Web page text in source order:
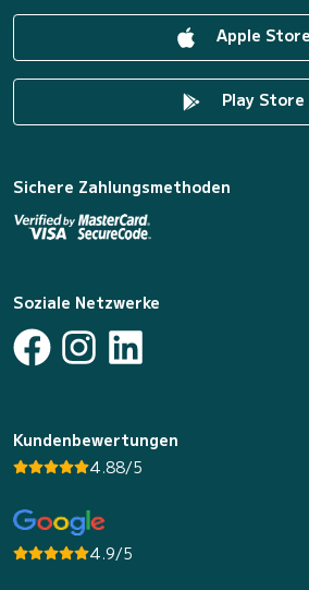
Apple Store
Play Store
Sichere Zahlungsmethoden
Soziale Netzwerke
Kundenbewertungen
4.88/5
4.9/5